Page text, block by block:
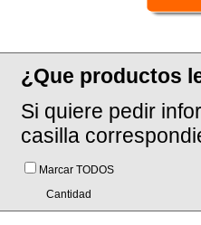
¿Que productos
Si quiere pedir
casilla
Marcar TODOS
Cantidad